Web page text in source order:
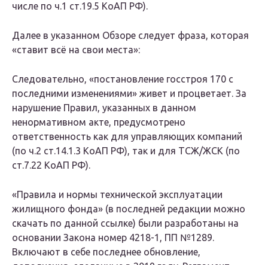
числе по ч.1 ст.19.5 КоАП РФ).
Далее в указанном Обзоре следует фраза, которая
«ставит всё на свои места»:
Следовательно, «постановление госстроя 170 с
последними изменениями» живет и процветает. За
нарушение Правил, указанных в данном
ненормативном акте, предусмотрено
ответственность как для управляющих компаний
(по ч.2 ст.14.1.3 КоАП РФ), так и для ТСЖ/ЖСК (по
ст.7.22 КоАП РФ).
«Правила и нормы технической эксплуатации
жилищного фонда» (в последней редакции можно
скачать по данной ссылке) были разработаны на
основании Закона номер 4218-1, ПП №1289.
Включают в себе последнее обновление,